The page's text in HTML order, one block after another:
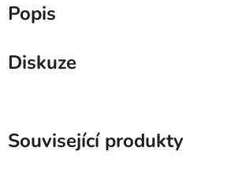
Popis
Diskuze
Související produkty